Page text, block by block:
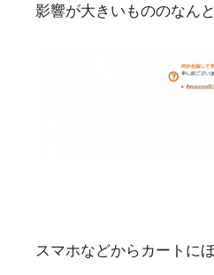
影響が大きいもののなん
スマホなどからカートに